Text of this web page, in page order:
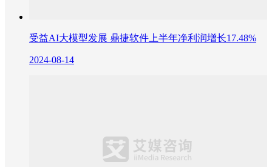
受益AI大模型发展 鼎捷软件上半年净利润增长17.48%
2024-08-14